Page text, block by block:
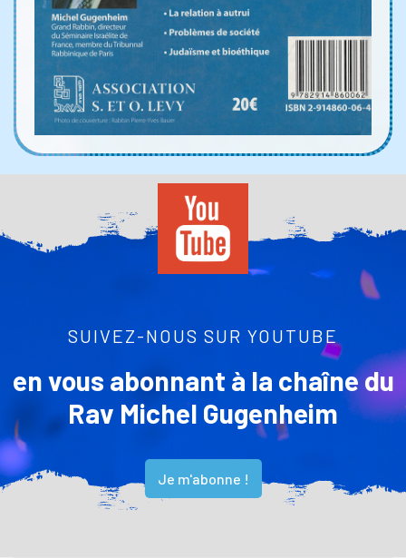
SUIVEZ-NOUS SUR YOUTUBE
en vous abonnant à la chaîne du
Rav Michel Gugenheim
Je m'abonne !